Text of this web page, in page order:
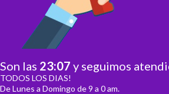
Son las 23:07 y seguimos
TODOS LOS DIAS!
De Lunes a Domingo de 9 a 0 am.